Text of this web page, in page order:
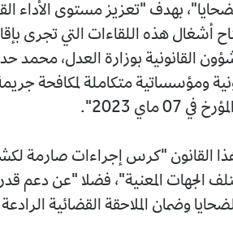
بهدف "تعزيز مستوى الأداء
أشغال هذه اللقاءات التي تجرى
القانونية بوزارة العدل، محمد
ومؤسساتية متكاملة لمكافحة جريمة
هذا القانون "كرس إجراءات صارمة
الجهات المعنية"، فضلا "عن دعم
وضمان الملاحقة القضائية